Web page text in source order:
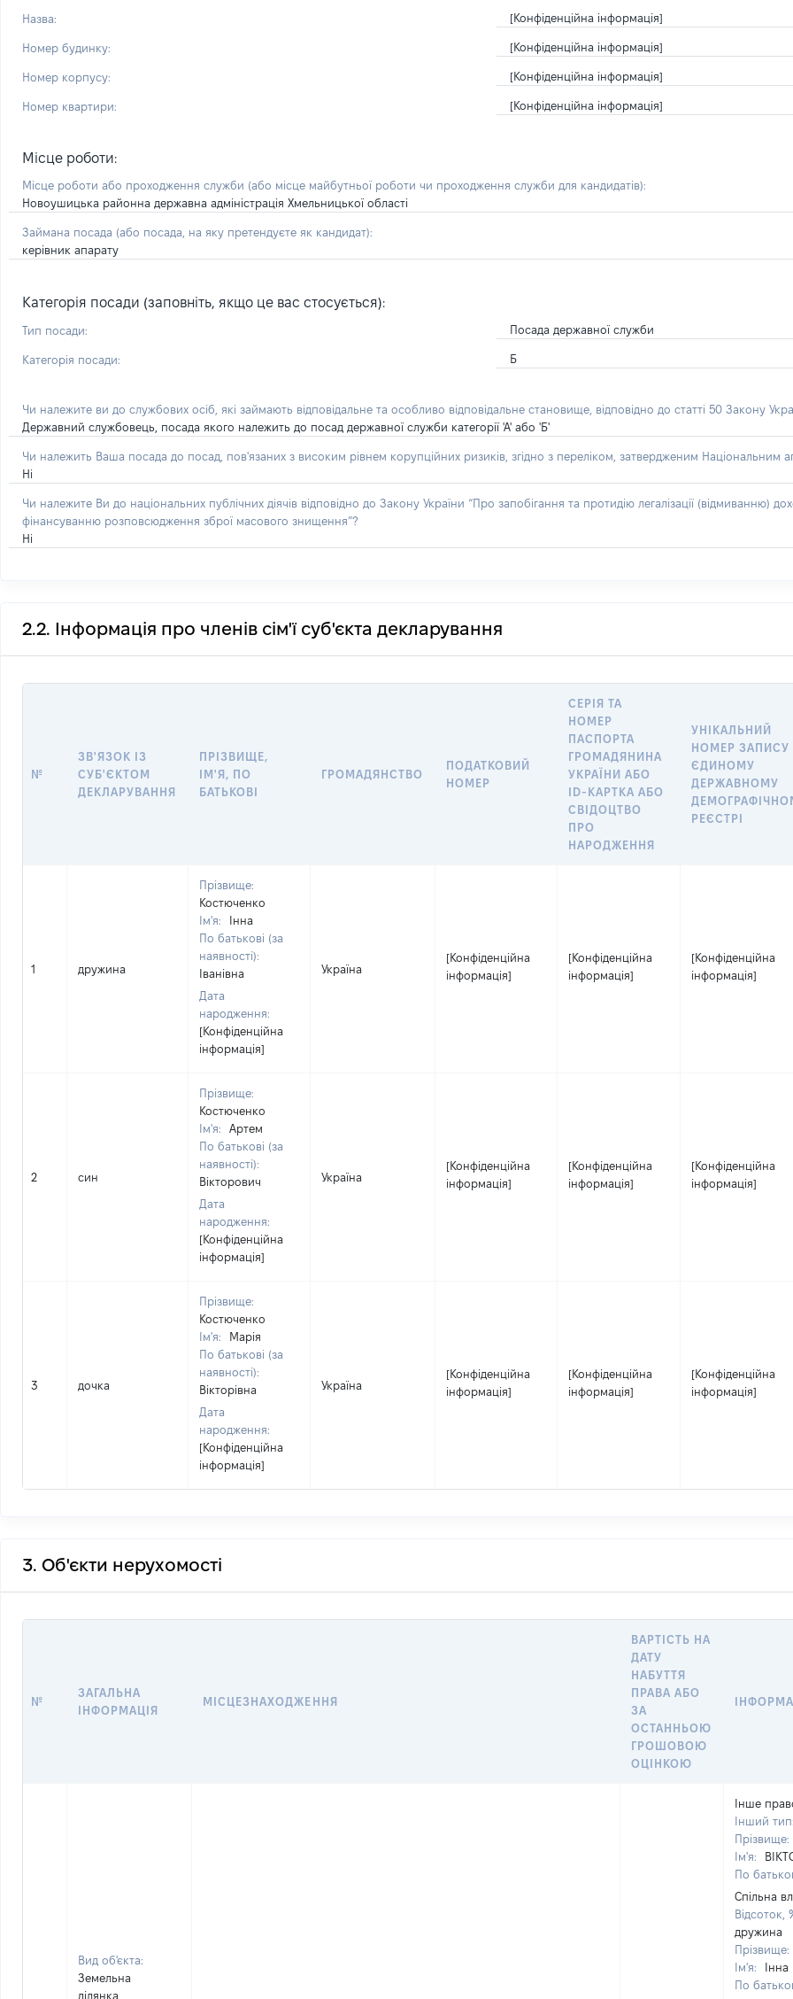
Назва: [Конфіденційна інформація]
Номер будинку: [Конфіденційна інформація]
Номер корпусу: [Конфіденційна інформація]
Номер квартири: [Конфіденційна інформація]
Місце роботи:
Місце роботи або проходження служби (або місце майбутньої роботи чи проходження служби для кандидатів):
Новоушицька районна державна адміністрація Хмельницької області
Займана посада (або посада, на яку претендуєте як кандидат):
керівник апарату
Категорія посади (заповніть, якщо це вас стосується):
Тип посади: Посада державної служби
Категорія посади: Б
Чи належите ви до службових осіб, які займають відповідальне та особливо відповідальне становище, відповідно до статті 50 Закону
Державний службовець, посада якого належить до посад державної служби категорії 'А' або 'Б'
Чи належить Ваша посада до посад, пов'язаних з високим рівнем корупційних ризиків, згідно з переліком, затвердженим Національним
Ні
Чи належите Ви до національних публічних діячів відповідно до Закону України “Про запобігання та протидію легалізації
фінансуванню розповсюдження зброї масового знищення”?
Ні
2.2. Інформація про членів сім'ї суб'єкта декларування
№
ЗВ'ЯЗОК ІЗ
СУБ'ЄКТОМ
ДЕКЛАРУВАННЯ
ПРІЗВИЩЕ,
ІМ'Я, ПО
БАТЬКОВІ
ГРОМАДЯНСТВО
ПОДАТКОВИЙ
НОМЕР
СЕРІЯ ТА
НОМЕР
ПАСПОРТА
ГРОМАДЯНИНА
УКРАЇНИ АБО
ID-КАРТКА АБО
СВІДОЦТВО
ПРО
НАРОДЖЕННЯ
УНІКАЛЬНИЙ
НОМЕР ЗАПИСУ
ЄДИНОМУ
ДЕРЖАВНОМУ
РЕЄСТРІ
1 дружина
Прізвище:
Костюченко
Ім'я:
Інна
По батькові (за
наявності):
Іванівна
Дата
народження:
[Конфіденційна
інформація]
Україна
[Конфіденційна
інформація]
[Конфіденційна
інформація]
[Конфіденційна
інформація]
2 син
Прізвище:
Костюченко
Ім'я:
Артем
По батькові (за
наявності):
Вікторович
Дата
народження:
[Конфіденційна
інформація]
Україна
[Конфіденційна
інформація]
[Конфіденційна
інформація]
[Конфіденційна
інформація]
3 дочка
Прізвище:
Костюченко
Ім'я:
Марія
По батькові (за
наявності):
Вікторівна
Дата
народження:
[Конфіденційна
інформація]
Україна
[Конфіденційна
інформація]
[Конфіденційна
інформація]
[Конфіденційна
інформація]
3. Об'єкти нерухомості
№
ЗАГАЛЬНА
ІНФОРМАЦІЯ
МІСЦЕЗНАХОДЖЕННЯ
ВАРТІСТЬ НА
ДАТУ
НАБУТТЯ
ПРАВА АБО
ЗА
ОСТАННЬОЮ
ГРОШОВОЮ
ОЦІНКОЮ
Вид об'єкта:
Земельна
ділянка
Інше
Інший тип:
Прізвище:
Ім'я:
По
Спільна
Відсоток,
дружина
Прізвище:
Ім'я:
Інна
По